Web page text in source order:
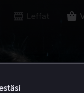
Leffat